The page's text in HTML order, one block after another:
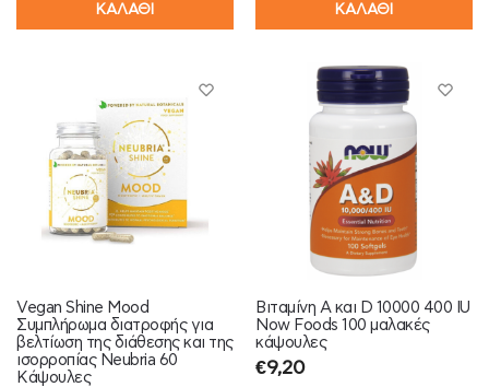
ΚΑΛΑΘΙ ΚΑΛΑΘΙ
Vegan Shine Mood
Συμπλήρωμα διατροφής για
βελτίωση της διάθεσης και της
ισορροπίας Neubria 60
Κάψουλες
Βιταμίνη A και D 10000 400 IU
Now Foods 100 μαλακές
κάψουλες
€9,20